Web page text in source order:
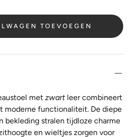
TOEVOEGEN
met zwartleer combineert
moderne functionaliteit. De diepe
bekleding stralen tijdloze charme
en wieltjes zorgen voor